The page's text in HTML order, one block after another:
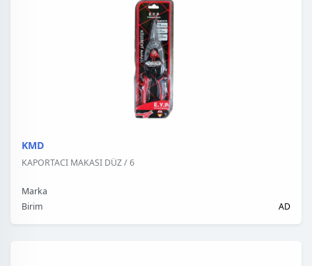
KMD
KAPORTACI MAKASI DÜZ / 6
Marka
Birim
AD